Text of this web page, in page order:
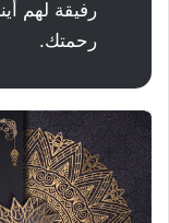
رفيقة لهم
رحمتك.